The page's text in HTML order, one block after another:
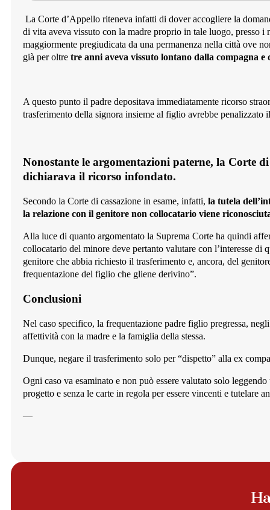
La Corte d’Appello riteneva infatti di dover accogliere la
di vita aveva vissuto con la madre proprio in tale luogo, presso i
maggiormente pregiudicata da una permanenza nella città ove
già per oltre tre anni aveva vissuto lontano dalla compagna e
A questo punto il padre depositava immediatamente ricorso
trasferimento della signora insieme al figlio avrebbe
Nonostante le argomentazioni paterne, la Corte
dichiarava il ricorso infondato.
Secondo la Corte di cassazione in esame, infatti, la tutela
la relazione con il genitore non collocatario viene
Alla luce di quanto argomentato la Suprema Corte ha quindi
collocatario del minore deve pertanto valutare con l’interesse di
genitore che abbia richiesto il trasferimento e, ancora, del
frequentazione del figlio che gliene derivino”.
Conclusioni
Nel caso specifico, la frequentazione padre figlio pregressa,
affettività con la madre e la famiglia della stessa.
Dunque, negare il trasferimento solo per “dispetto” alla ex
Ogni caso va esaminato e non può essere valutato solo
progetto e senza le carte in regola per essere vincenti e tutelare
—